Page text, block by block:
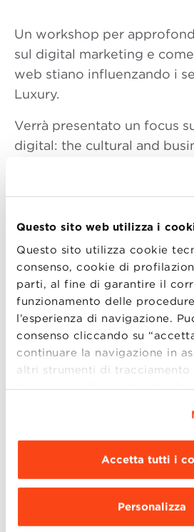
Questo sito web utilizza i
Questo sito utilizza cookie
consenso, cookie di
parti, al fine di garantire il
funzionamento delle
l’esperienza di navigazione.
consenso cliccando su
continuare la navigazione in
altri strumenti di tracciamento
tecnici semplicemente
modificare le impostazioni di
scegliere le funzionalità, le
Accetta tutti i
Personalizza
Un workshop per
sul digital marketing e
web stiano influenzando i
Luxury.
Verrà presentato un focus
digital: the cultural and
behind the cover. Il lusso
esclusività, qualità, intimità,
Il digitale sta stravolgendo
aziendali, metodi di lavoro,
mercati e modelli di
continua a essere molto
quanto durerà se non
Saluto di benvenuto:
– Alfredo Montanari
Digital and eBusiness,
–Matteo BusnelliSenior
Interactive – Central South
Cola Company